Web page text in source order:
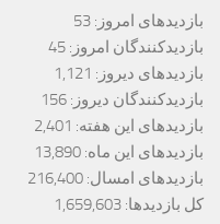
بازدیدهای امروز: 53
بازدیدکنندگان امروز: 45
بازدیدهای دیروز: 1,121
بازدیدکنندگان دیروز: 156
بازدیدهای این هفته: 2,401
بازدیدهای این ماه: 13,890
بازدیدهای امسال: 216,400
کل بازدیدها: 1,659,603